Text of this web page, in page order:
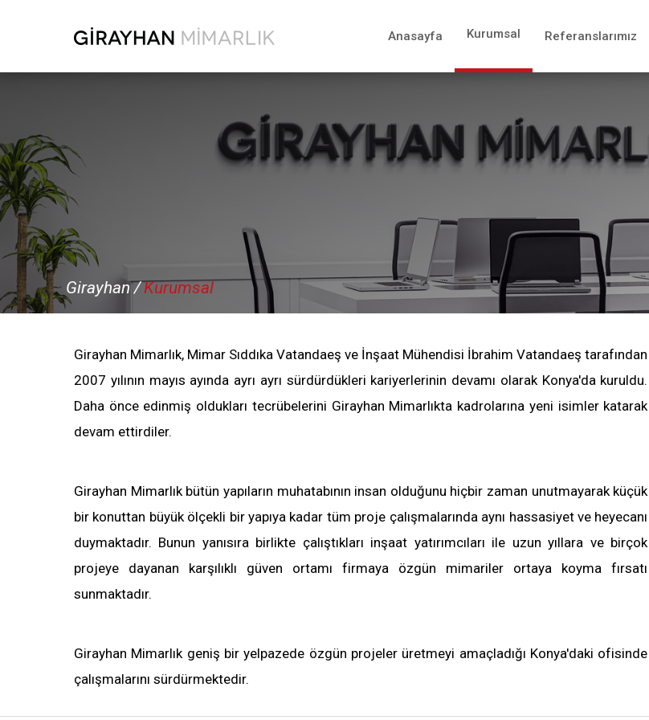
Anasayfa Kurumsal Referanslarımız
Referanslarımız
Bize Ulaşın
Konut
Villa
Ofis - İdari Bina
Eğitim - Yurt
Sanayi
Bizimle İletişime Geçin Whatsapp Facebook İnstagram Youtube Mail
Girayhan /Kurumsal
Girayhan Mimarlık, Mimar Sıddıka Vatandaeş ve İnşaat Mühendisi İbrahim Vatandaeş tarafından
2007 yılının mayıs ayında ayrı ayrı sürdürdükleri kariyerlerinin devamı olarak Konya'da kuruldu.
Daha önce edinmiş oldukları tecrübelerini Girayhan Mimarlıkta kadrolarına yeni isimler katarak
devam ettirdiler.
Girayhan Mimarlık bütün yapıların muhatabının insan olduğunu hiçbir zaman unutmayarak küçük
bir konuttan büyük ölçekli bir yapıya kadar tüm proje çalışmalarında aynı hassasiyet ve heyecanı
duymaktadır. Bunun yanısıra birlikte çalıştıkları inşaat yatırımcıları ile uzun yıllara ve birçok
projeye dayanan karşılıklı güven ortamı firmaya özgün mimariler ortaya koyma fırsatı
sunmaktadır.
Girayhan Mimarlık geniş bir yelpazede özgün projeler üretmeyi amaçladığı Konya'daki ofisinde
çalışmalarını sürdürmektedir.